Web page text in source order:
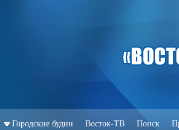
Городские будни Восток-ТВ Поиск